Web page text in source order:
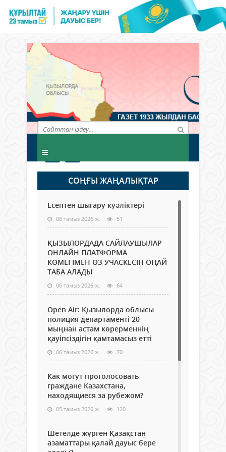
СОҢҒЫ ЖАҢАЛЫҚТАР
Есептен шығару куәліктері
06 тамыз 2026 ж. 51
ҚЫЗЫЛОРДАДА САЙЛАУШЫЛАР
ОНЛАЙН ПЛАТФОРМА
КӨМЕГІМЕН ӨЗ УЧАСКЕСІН ОҢАЙ
ТАБА АЛАДЫ
06 тамыз 2026 ж. 64
Open Air: Қызылорда облысы
полиция департаменті 20
мыңнан астам көрерменнің
қауіпсіздігін қамтамасыз етті
06 тамыз 2026 ж. 70
Как могут проголосовать
граждане Казахстана,
находящиеся за рубежом?
05 тамыз 2026 ж. 120
Шетелде жүрген Қазақстан
азаматтары қалай дауыс бере